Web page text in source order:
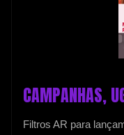
CAMPANHAS,
Filtros AR para